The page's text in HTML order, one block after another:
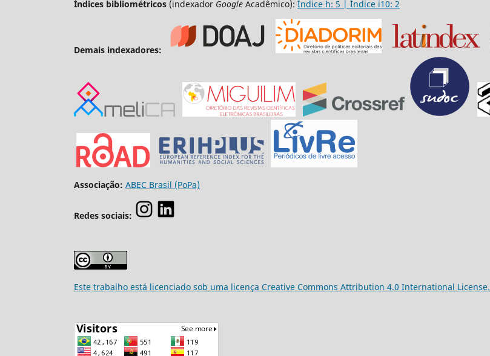
Índices bibliométricos (indexador Google Acadêmico): Índice h: 5 | Índice i10: 2
Demais indexadores:
Associação: ABEC Brasil (PoPa)
Redes sociais:
Este trabalho está licenciado sob uma licença Creative Commons Attribution 4.0 International License.